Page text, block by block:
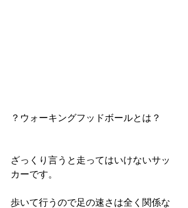
？ウォーキングフッドボールとは？
ざっくり言うと走ってはいけないサッ
カーです。
歩いて行うので足の速さは全く関係な